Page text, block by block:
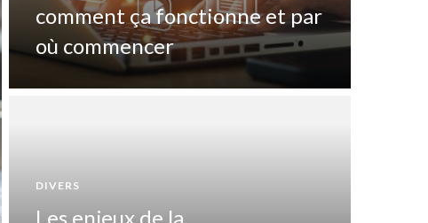
comment ça fonctionne et par
où commencer
DIVERS
Les enjeux de la